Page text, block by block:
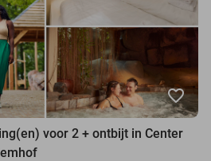
favorite_border
voor 2 + ontbijt in Center